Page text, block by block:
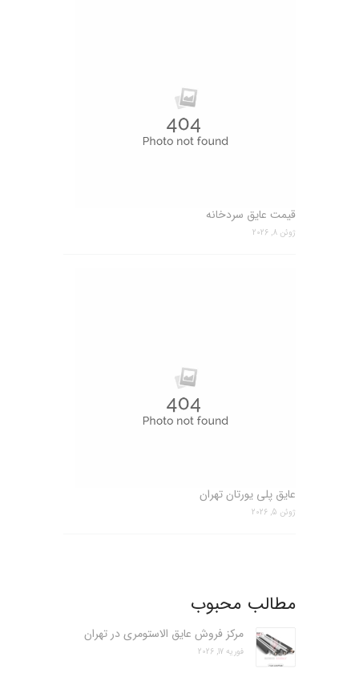
قیمت عایق سردخانه
ژوئن 8, 2026
عایق پلی یورتان تهران
ژوئن 5, 2026
مطالب محبوب
مرکز فروش عایق الاستومری در تهران
فوریه 17, 2026